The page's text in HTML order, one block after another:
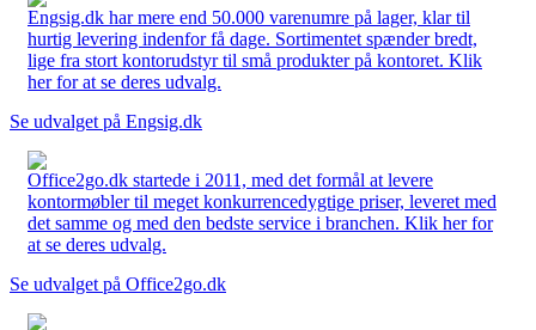
Engsig.dk har mere end 50.000 varenumre på lager, klar til
hurtig levering indenfor få dage. Sortimentet spænder bredt,
lige fra stort kontorudstyr til små produkter på kontoret. Klik
her for at se deres udvalg.
Se udvalget på Engsig.dk
Office2go.dk startede i 2011, med det formål at levere
kontormøbler til meget konkurrencedygtige priser, leveret med
det samme og med den bedste service i branchen. Klik her for
at se deres udvalg.
Se udvalget på Office2go.dk